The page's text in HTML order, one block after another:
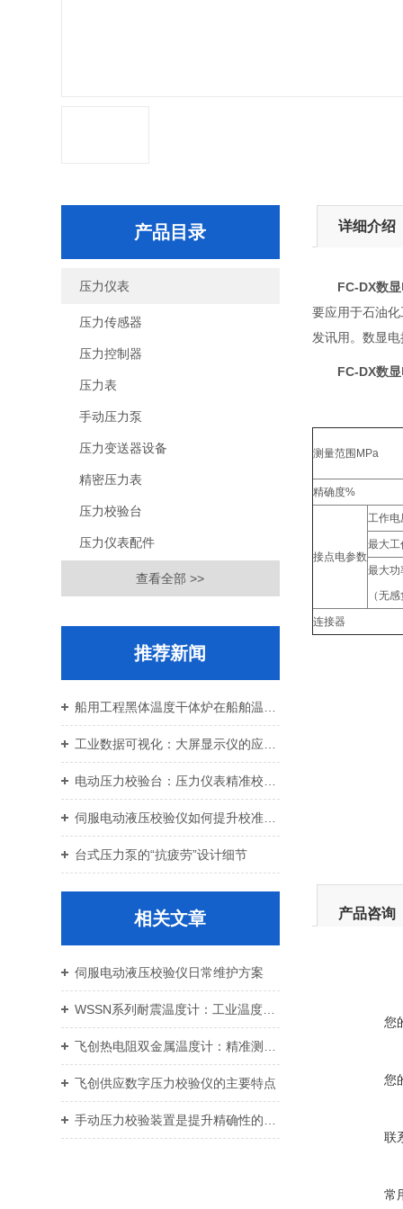
产品目录
压力仪表
压力传感器
压力控制器
压力表
手动压力泵
压力变送器设备
精密压力表
压力校验台
压力仪表配件
查看全部 >>
推荐新闻
伺服电动液压校验仪如何提升校准效率与重复性
台式压力泵的“抗疲劳”设计细节
相关文章
伺服电动液压校验仪日常维护方案
WSSN系列耐震温度计：工业温度测量的坚实守护者
飞创供应数字压力校验仪的主要特点
详细介绍
FC-DX数
要应用于石油
发讯用。数显
FC-DX数
测量范围MPa
精确度%
接点电参数
工作电
最大工
最大功
（无
连接器
产品咨询
您
您
联
常